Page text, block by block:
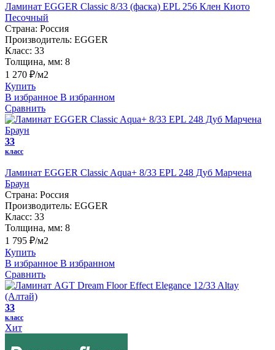
Ламинат EGGER Classic 8/33 (фаска) EPL 256 Клен Киото
Песочный
Страна: Россия
Производитель: EGGER
Класс: 33
Толщина, мм: 8
1 270 ₽/м2
Купить
В избранное В избранном
Сравнить
33
класс
Ламинат EGGER Classic Aqua+ 8/33 EPL 248 Дуб Марчена
Браун
Страна: Россия
Производитель: EGGER
Класс: 33
Толщина, мм: 8
1 795 ₽/м2
Купить
В избранное В избранном
Сравнить
33
класс
Хит